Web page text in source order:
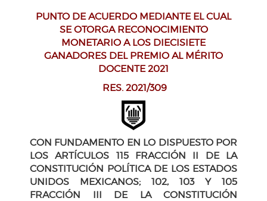
PUNTO DE ACUERDO MEDIANTE EL CUAL
SE OTORGA RECONOCIMIENTO
MONETARIO A LOS DIECISIETE
GANADORES DEL PREMIO AL MÉRITO
DOCENTE 2021
RES. 2021/309
CON FUNDAMENTO EN LO DISPUESTO POR
LOS ARTÍCULOS 115 FRACCIÓN II DE LA
CONSTITUCIÓN POLÍTICA DE LOS ESTADOS
UNIDOS MEXICANOS; 102, 103 Y 105
FRACCIÓN III DE LA CONSTITUCIÓN